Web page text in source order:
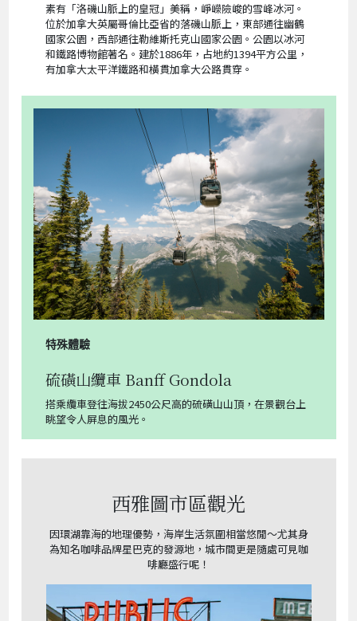
素有「洛磯山脈上的皇冠」美稱，崢嶸險峻的雪峰冰河。
位於加拿大英屬哥倫比亞省的落磯山脈上，東部通往幽鶴
國家公園，西部通往勒維斯托克山國家公園。公園以冰河
和鐵路博物館著名。建於1886年，占地約1394平方公里，
有加拿大太平洋鐵路和橫貫加拿大公路貫穿。
特殊體驗
硫磺山纜車 Banff Gondola
搭乘纜車登往海拔2450公尺高的硫磺山山頂，在景觀台上
眺望令人屏息的風光。
西雅圖市區觀光
因環湖靠海的地理優勢，海岸生活氛圍相當悠閒～尤其身
為知名咖啡品牌星巴克的發源地，城市間更是隨處可見咖
啡廳盛行呢！